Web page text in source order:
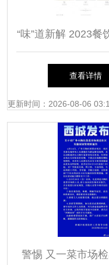
“味”道新解 2023餐
服务企业官网设
查看详情
更新时间：2026-08-06
警惕 又一菜市场